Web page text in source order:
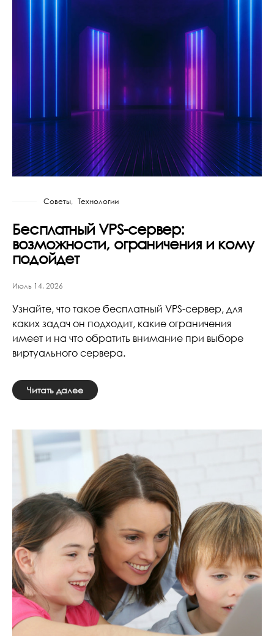
Советы Технологии
Бесплатный VPS-сервер:
возможности, ограничения и кому
подойдет
Июль 14, 2026
Узнайте, что такое бесплатный VPS-сервер, для
каких задач он подходит, какие ограничения
имеет и на что обратить внимание при выборе
виртуального сервера.
Читать далее